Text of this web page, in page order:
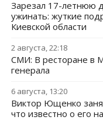
Зарезал 17-летнюю
ужинать: жуткие
Киевской области
2 августа, 22:18
СМИ: В ресторане в
генерала
6 августа, 13:20
Виктор Ющенко
что известно о его